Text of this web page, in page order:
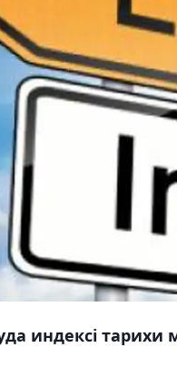
индексі тарихи